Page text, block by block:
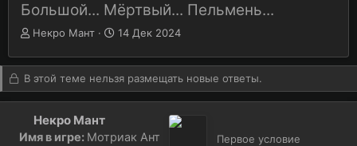
Большой... Мёртвый... Пельмень...
Автор темы
А
о
р
е
м
Некро Мант Дата начала
Д
а
н
а
14 Дек 2024
В этой теме нельзя размещать новые ответы.
Некро Мант
Имя в игре: Мотриак Ант
Первое условие